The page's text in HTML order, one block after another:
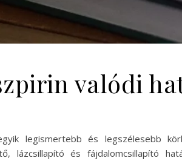
valódi
legismertebb és legszélesebb
lázcsillapító és fájdalomcsillapító